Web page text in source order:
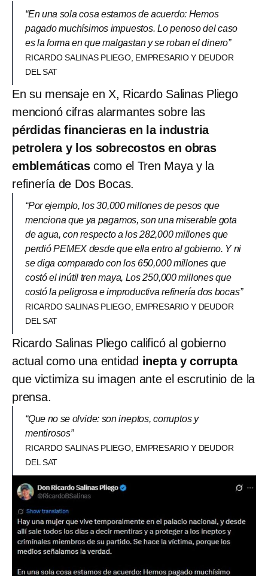
“En una sola cosa estamos de acuerdo: Hemos
pagado muchísimos impuestos. Lo penoso del caso
es la forma en que malgastan y se roban el dinero”
RICARDO SALINAS PLIEGO, EMPRESARIO Y DEUDOR
DEL SAT
En su mensaje en X, Ricardo Salinas Pliego
mencionó cifras alarmantes sobre las
pérdidas financieras en la industria
petrolera y los sobrecostos en obras
emblemáticascomo el Tren Maya y la
refinería de Dos Bocas.
“Por ejemplo, los 30,000 millones de pesos que
menciona que ya pagamos, son una miserable gota
de agua, con respecto a los 282,000 millones que
perdió PEMEX desde que ella entro al gobierno. Y ni
se diga comparado con los 650,000 millones que
costó el inútil tren maya, Los 250,000 millones que
costó la peligrosa e improductiva refinería dos bocas”
RICARDO SALINAS PLIEGO, EMPRESARIO Y DEUDOR
DEL SAT
Ricardo Salinas Pliego calificó al gobierno
actual como una entidad inepta y corrupta
que victimiza su imagen ante el escrutinio de la
prensa.
“Que no se olvide: son ineptos, corruptos y
mentirosos”
RICARDO SALINAS PLIEGO, EMPRESARIO Y DEUDOR
DEL SAT